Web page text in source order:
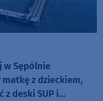
w Sępólnie
z dzieckiem,
deski SUP i